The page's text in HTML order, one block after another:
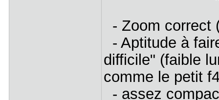
- Zoom correct
- Aptitude à
difficile" (faible
comme le petit
- assez